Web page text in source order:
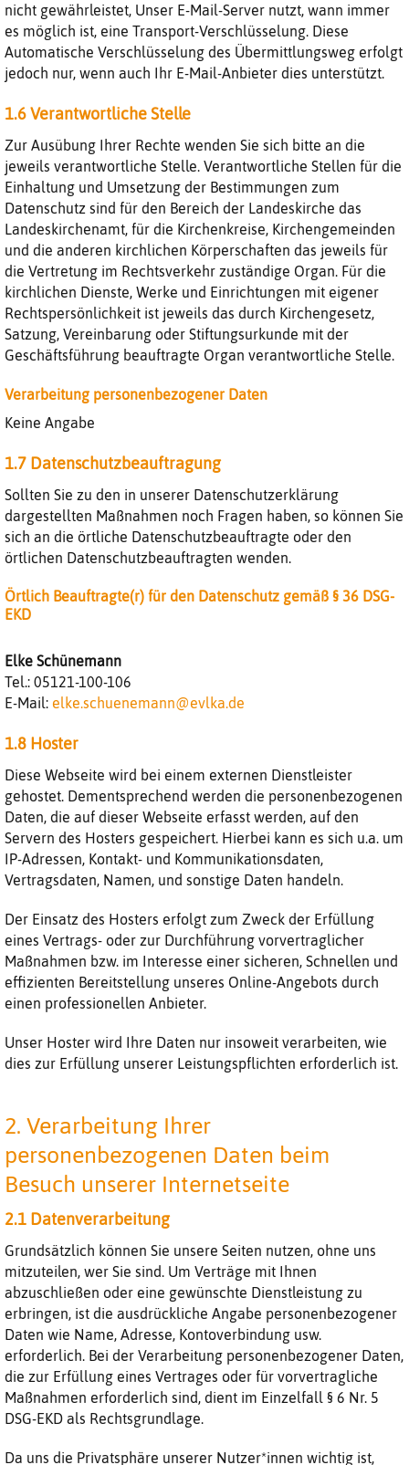
nicht gewährleistet, Unser E-Mail-Server nutzt, wann immer
es möglich ist, eine Transport-Verschlüsselung. Diese
Automatische Verschlüsselung des Übermittlungsweg erfolgt
jedoch nur, wenn auch Ihr E-Mail-Anbieter dies unterstützt.
1.6 Verantwortliche Stelle
Zur Ausübung Ihrer Rechte wenden Sie sich bitte an die
jeweils verantwortliche Stelle. Verantwortliche Stellen für die
Einhaltung und Umsetzung der Bestimmungen zum
Datenschutz sind für den Bereich der Landeskirche das
Landeskirchenamt, für die Kirchenkreise, Kirchengemeinden
und die anderen kirchlichen Körperschaften das jeweils für
die Vertretung im Rechtsverkehr zuständige Organ. Für die
kirchlichen Dienste, Werke und Einrichtungen mit eigener
Rechtspersönlichkeit ist jeweils das durch Kirchengesetz,
Satzung, Vereinbarung oder Stiftungsurkunde mit der
Geschäftsführung beauftragte Organ verantwortliche Stelle.
Verarbeitung personenbezogener Daten
Keine Angabe
1.7 Datenschutzbeauftragung
Sollten Sie zu den in unserer Datenschutzerklärung
dargestellten Maßnahmen noch Fragen haben, so können Sie
sich an die örtliche Datenschutzbeauftragte oder den
örtlichen Datenschutzbeauftragten wenden.
Örtlich Beauftragte(r) für den Datenschutz gemäß § 36 DSG-
EKD
Elke Schünemann
Tel.: 05121-100-106
E-Mail: elke.schuenemann@evlka.de
1.8 Hoster
Diese Webseite wird bei einem externen Dienstleister
gehostet. Dementsprechend werden die personenbezogenen
Daten, die auf dieser Webseite erfasst werden, auf den
Servern des Hosters gespeichert. Hierbei kann es sich u.a. um
IP-Adressen, Kontakt- und Kommunikationsdaten,
Vertragsdaten, Namen, und sonstige Daten handeln.
Der Einsatz des Hosters erfolgt zum Zweck der Erfüllung
eines Vertrags- oder zur Durchführung vorvertraglicher
Maßnahmen bzw. im Interesse einer sicheren, Schnellen und
effizienten Bereitstellung unseres Online-Angebots durch
einen professionellen Anbieter.
Unser Hoster wird Ihre Daten nur insoweit verarbeiten, wie
dies zur Erfüllung unserer Leistungspflichten erforderlich ist.
2. Verarbeitung Ihrer
personenbezogenen Daten beim
Besuch unserer Internetseite
2.1 Datenverarbeitung
Grundsätzlich können Sie unsere Seiten nutzen, ohne uns
mitzuteilen, wer Sie sind. Um Verträge mit Ihnen
abzuschließen oder eine gewünschte Dienstleistung zu
erbringen, ist die ausdrückliche Angabe personenbezogener
Daten wie Name, Adresse, Kontoverbindung usw.
erforderlich. Bei der Verarbeitung personenbezogener Daten,
die zur Erfüllung eines Vertrages oder für vorvertragliche
Maßnahmen erforderlich sind, dient im Einzelfall § 6 Nr. 5
DSG-EKD als Rechtsgrundlage.
Da uns die Privatsphäre unserer Nutzer*innen wichtig ist,